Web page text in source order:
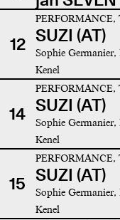
12 SUZI (AT)
Sophie
Kenel
14 SUZI (AT)
Sophie
Kenel
15 SUZI (AT)
Sophie
Kenel